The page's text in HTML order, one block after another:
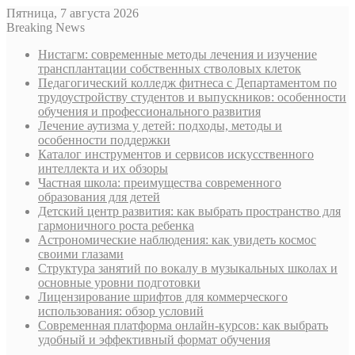
Пятница, 7 августа 2026
Breaking News
Нистагм: современные методы лечения и изучение
трансплантации собственных стволовых клеток
Педагогический колледж фитнеса с Департаментом по
трудоустройству студентов и выпускников: особенности
обучения и профессионального развития
Лечение аутизма у детей: подходы, методы и
особенности поддержки
Каталог инструментов и сервисов искусственного
интеллекта и их обзоры
Частная школа: преимущества современного
образования для детей
Детский центр развития: как выбрать пространство для
гармоничного роста ребенка
Астрономические наблюдения: как увидеть космос
своими глазами
Структура занятий по вокалу в музыкальных школах и
основные уровни подготовки
Лицензирование шрифтов для коммерческого
использования: обзор условий
Современная платформа онлайн-курсов: как выбрать
удобный и эффективный формат обучения